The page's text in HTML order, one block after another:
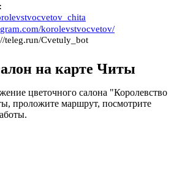
korolevstvocvetov/
teleg.run/Cvetuly_bot
на карте Читы
цветочного салона "Королевство
проложите маршрут, посмотрите